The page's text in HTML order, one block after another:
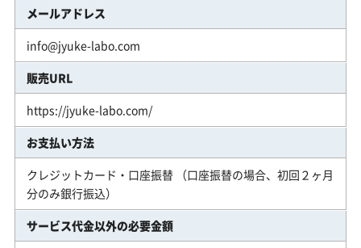
メールアドレス
info@jyuke-labo.com
販売URL
https://jyuke-labo.com/
お支払い方法
クレジットカード・口座振替 （口座振替の場合、初回２ヶ月
分のみ銀行振込）
サービス代金以外の必要金額